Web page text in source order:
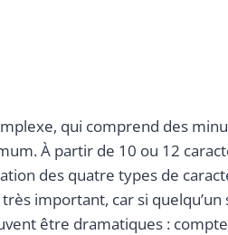
qui comprend des
À partir de 10 ou 12
des quatre types de
important, car si quelqu’un
être dramatiques :